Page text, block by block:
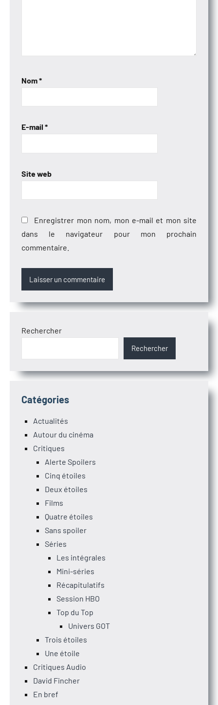
Nom*
E-mail *
Site web
Enregistrer mon nom, mon e-mail et mon site
dans le navigateur pour mon prochain
commentaire.
Rechercher
Rechercher
Catégories
Actualités
Autour du cinéma
Critiques
Alerte Spoilers
Cinq étoiles
Deux étoiles
Films
Quatre étoiles
Sans spoiler
Séries
Les intégrales
Mini-séries
Récapitulatifs
Session HBO
Top du Top
Univers GOT
Trois étoiles
Une étoile
Critiques Audio
David Fincher
En bref